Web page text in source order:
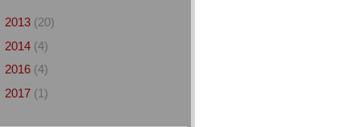
2013 (20)
2014 (4)
2016 (4)
2017 (1)